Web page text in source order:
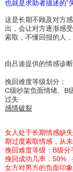
也就是求助者描述的”
这是长期不顾及对方
出，会让对方逐渐感
索取，不懂回报的人
由吕途提供的情感诊断
挽回难度等级划分：
C级吵架负面情绪、B
过失
感情破裂
女人处于长期情感缺
期过度索取情感，从
挽回难度等级：B级
挽回成功几率：50%
女方对男方的负面印